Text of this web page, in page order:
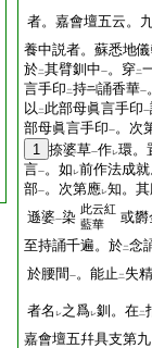
者。嘉會壇五云。
養中説者。蘇悉地
於二其臂釧中一。穿二
言手印 二持 誦香華一
以 二 此部母眞言手印一
部母眞言手印一。次
1 捺婆草一作レ環。
言一。如 レ前作法成
部一。次第應レ知。
遜婆一染 此云紅
藍華
或欝
至持誦千遍。於二念
於腰間 一。能止 二 失精
者名 レ之爲レ釧。在二
嘉會壇五幷具支第